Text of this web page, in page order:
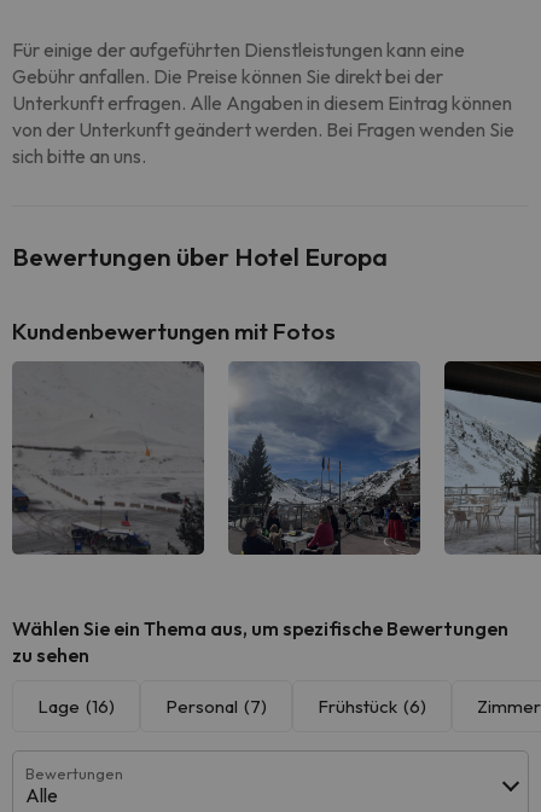
Für einige der aufgeführten Dienstleistungen kann eine
Gebühr anfallen. Die Preise können Sie direkt bei der
Unterkunft erfragen. Alle Angaben in diesem Eintrag können
von der Unterkunft geändert werden. Bei Fragen wenden Sie
sich bitte an uns.
Bewertungen über Hotel Europa
Kundenbewertungen mit Fotos
Wählen Sie ein Thema aus, um spezifische Bewertungen
zu sehen
Lage (16) Personal (7) Frühstück (6) Zimmer
Bewertungen
Alle